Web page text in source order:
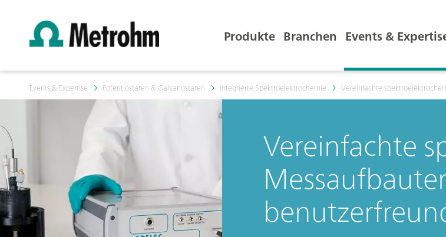
Produkte Branchen Events &
Events & Expertise Potentiostaten & Galvanostaten Integrierte Spektroelektrochemie Vereinfachte
Vereinfachte